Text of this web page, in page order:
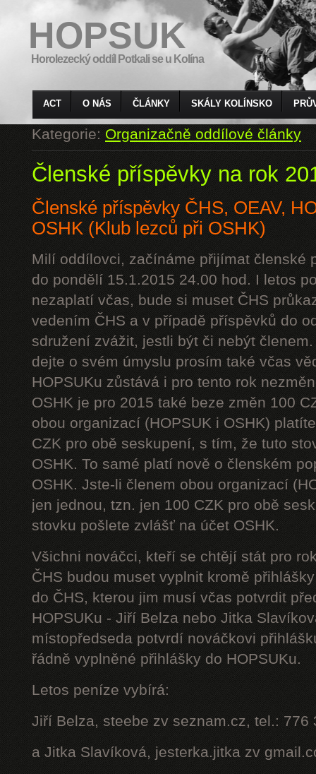
HOPSUK
Horolezecký oddíl Potkali se u Kolína
ACT O NÁS ČLÁNKY SKÁLY KOLÍNSKO
Kategorie:Organizačně oddílové články
Členské příspěvky na rok
Členské příspěvky ČHS, OEAV,
OSHK (Klub lezců při OSHK)
Milí oddílovci, začínáme přijímat členské
do pondělí 15.1.2015 24.00 hod. I letos
nezaplatí včas, bude si muset ČHS
vedením ČHS a v případě příspěvků do
sdružení zvážit, jestli být či nebýt
dejte o svém úmyslu prosím také včas
HOPSUKu zůstává i pro tento rok
OSHK je pro 2015 také beze změn 100
obou organizací (HOPSUK i OSHK)
CZK pro obě seskupení, s tím, že tuto
OSHK. To samé platí nově o členském
OSHK. Jste-li členem obou organizací
jen jednou, tzn. jen 100 CZK pro obě
stovku pošlete zvlášť na účet OSHK.
Všichni nováčci, kteří se chtějí stát pro
ČHS budou muset vyplnit kromě
do ČHS, kterou jim musí včas potvrdit
HOPSUKu - Jiří Belza nebo Jitka
místopředseda potvrdí nováčkovi
řádně vyplněné přihlášky do HOPSUKu.
Letos peníze vybírá:
Jiří Belza, steebe zv seznam.cz, tel.: 776
a Jitka Slavíková, jesterka.jitka zv